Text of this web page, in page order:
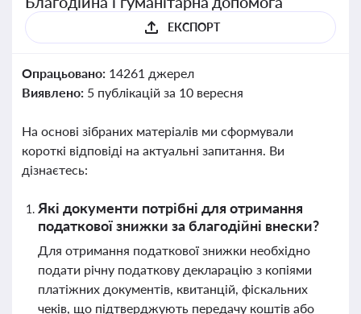
ЕКСПОРТ
Опрацьовано: 14261 джерел
Виявлено: 5 публікацій за 10 вересня
На основі зібраних матеріалів ми сформували
короткі відповіді на актуальні запитання. Ви
дізнаєтесь:
Які документи потрібні для отримання
податкової знижки за благодійні внески?
Для отримання податкової знижки необхідно
подати річну податкову декларацію з копіями
платіжних документів, квитанцій, фіскальних
чеків, що підтверджують передачу коштів або